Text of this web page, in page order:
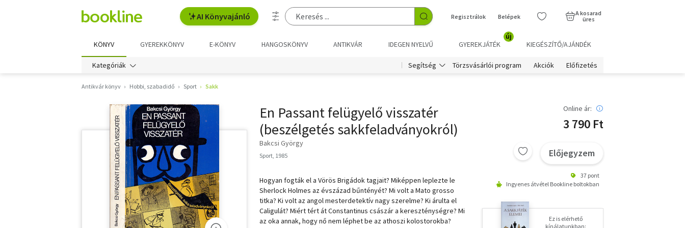
AI Könyvajánló Regisztrálok Belépek
A kosarad
üres
KÖNYV GYEREKKÖNYV E-KÖNYV HANGOSKÖNYV ANTIKVÁR IDEGEN NYELVŰ GYEREKJÁTÉK
új
KIEGÉSZÍTŐ/AJÁNDÉK
Kategóriák Segítség Törzsvásárlói program Akciók Előfizetés
Antikvár könyv Hobbi, szabadidő Sport Sakk
En Passant felügyelő visszatér
(beszélgetés sakkfeladványokról)
Bakcsi György
Sport, 1985
Hogyan fogták el a Vörös Brigádok tagjait? Miképpen leplezte le
Sherlock Holmes az évszázad bűntényét? Mi volt a Mato grosso
titka? Ki volt az angol mesterdetektív nagy szerelme? Ki árulta el
Caligulát? Miért tért át Constantinus császár a kereszténységre? Mi
az oka annak, hogy nő nem léphet be az athoszi kolostorokba?
Online ár:
3 790 Ft
Előjegyzem
37 pont
Ingyenes átvétel Bookline boltokban
Ez is elérhető
kínálatunkban: